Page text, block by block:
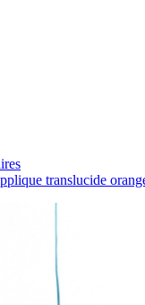
translucide